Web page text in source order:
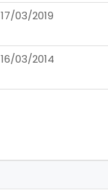
17/03/2019
16/03/2014